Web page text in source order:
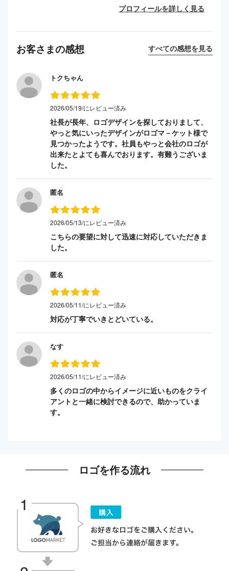
プロフィールを詳しく見る
お客さまの感想 すべての感想を見る
トクちゃん
2026/05/19/にレビュー済み
社長が長年、ロゴデザインを探しておりまして、
やっと気にいったデザインがロゴマ－ケット様で
見つかったようです。社員もやっと会社のロゴが
出来たとよても喜んでおります。有難うございま
した。
匿名
2026/05/13/にレビュー済み
こちらの要望に対して迅速に対応していただきま
した。
匿名
2026/05/11/にレビュー済み
対応が丁寧でいきとどいている。
なす
2026/05/11/にレビュー済み
多くのロゴの中からイメージに近いものをクライ
アントと一緒に検討できるので、助かっていま
す。
ロゴを作る流れ